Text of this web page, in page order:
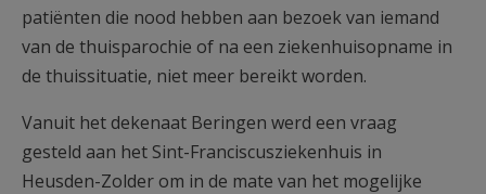
patiënten die nood hebben aan bezoek van iemand
van de thuisparochie of na een ziekenhuisopname in
de thuissituatie, niet meer bereikt worden.
Vanuit het dekenaat Beringen werd een vraag
gesteld aan het Sint-Franciscusziekenhuis in
Heusden-Zolder om in de mate van het mogelijke